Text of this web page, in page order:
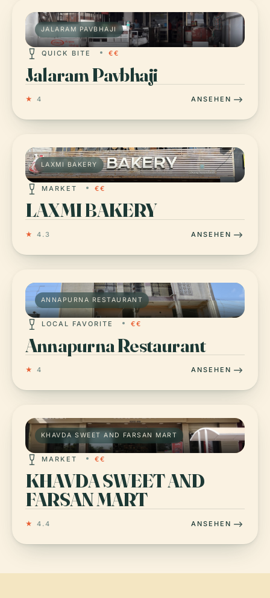
JALARAM PAVBHAJI
QUICK BITE €€
Jalaram Pavbhaji
★ 4 ANSEHEN
LAXMI BAKERY
MARKET €€
LAXMI BAKERY
★ 4.3 ANSEHEN
ANNAPURNA RESTAURANT
LOCAL FAVORITE €€
Annapurna Restaurant
★ 4 ANSEHEN
KHAVDA SWEET AND FARSAN MART
MARKET €€
KHAVDA SWEET AND
FARSAN MART
★ 4.4 ANSEHEN